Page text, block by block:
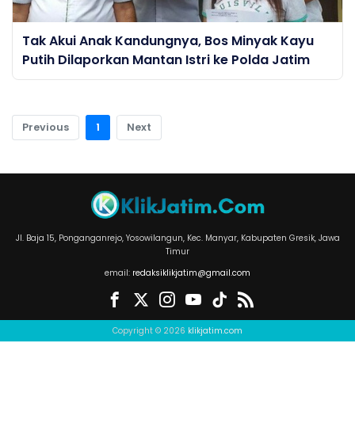
Tak Akui Anak Kandungnya, Bos Minyak Kayu
Putih Dilaporkan Mantan Istri ke Polda Jatim
Previous 1 Next
Jl. Baja 15, Ponganganrejo, Yosowilangun, Kec. Manyar, Kabupaten Gresik, Jawa
Timur
email: redaksiklikjatim@gmail.com
Copyright © 2026 klikjatim.com